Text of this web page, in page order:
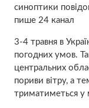
синоптики
пише 24 канал
3-4 травня в
погодних умов.
центральних
пориви вітру, а
триматиметься у